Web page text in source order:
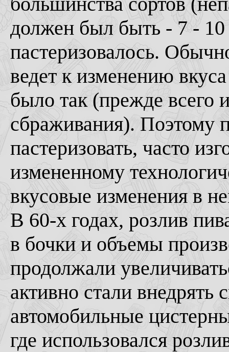
должен был быть - 7 - 10
пастеризовалось.
ведет к изменению
было так (прежде всего
сбраживания). Поэтому
пастеризовать, часто
измененному
вкусовые изменения в
В 60-х годах, розлив
в бочки и объемы
продолжали
активно стали внедрять
автомобильные
где использовался